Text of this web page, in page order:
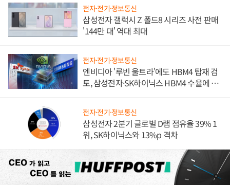
전자·전기·정보통신
삼성전자 갤럭시 Z 폴드8 시리즈 사전 판매
'144만 대' 역대 최대
전자·전기·정보통신
엔비디아 '루빈 울트라'에도 HBM4 탑재 검
토, 삼성전자·SK하이닉스 HBM4 수율에 주
전자·전기·정보통신
삼성전자 2분기 글로벌 D램 점유율 39% 1
위, SK하이닉스와 13%p 격차